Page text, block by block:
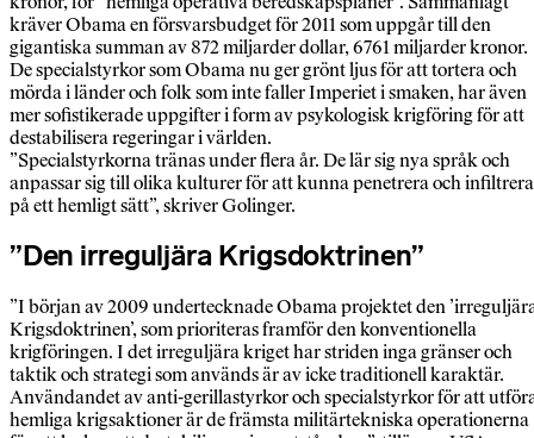
kräver Obama en försvarsbudget för 2011 som uppgår till den
gigantiska summan av 872 miljarder dollar, 6761 miljarder kronor.
De specialstyrkor som Obama nu ger grönt ljus för att tortera och
mörda i länder och folk som inte faller Imperiet i smaken, har även
mer sofistikerade uppgifter i form av psykologisk krigföring för att
destabilisera regeringar i världen.
”Specialstyrkorna tränas under flera år. De lär sig nya språk och
anpassar sig till olika kulturer för att kunna penetrera och infiltrera
på ett hemligt sätt”, skriver Golinger.
”Den irreguljära Krigsdoktrinen”
”I början av 2009 undertecknade Obama projektet den
Krigsdoktrinen’, som prioriteras framför den konventionella
krigföringen. I det irreguljära kriget har striden inga gränser och
taktik och strategi som används är av icke traditionell karaktär.
Användandet av anti-gerillastyrkor och specialstyrkor för att
hemliga krigsaktioner är de främsta militärtekniska operationerna